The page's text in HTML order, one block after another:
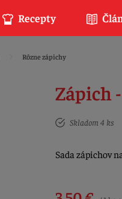
Rôzne zápichy
Zápich
Skladom 4 ks
Sada zápichov
Recepty